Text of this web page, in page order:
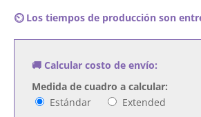
Interior
cantidad
⏲️ Los tiempos de producción son
🚚 Calcular costo de envío:
Medida de cuadro a calcular:
Estándar
Extended